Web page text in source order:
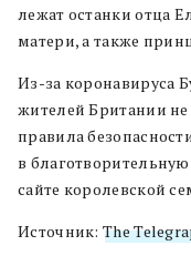
лежат останки отца
матери, а также
Из-за коронавируса
жителей Британии
правила
в
сайте королевской
Источник: The